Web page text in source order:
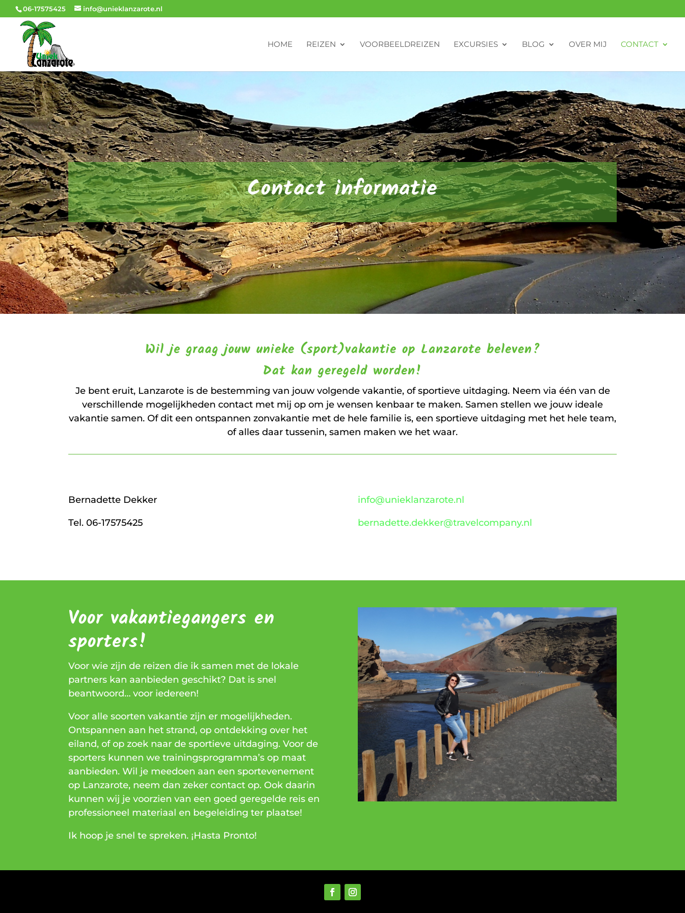
06-17575425 info@unieklanzarote.nl
HOME REIZEN VOORBEELDREIZEN EXCURSIES BLOG OVER MIJ CONTACT
Contact informatie
Wil je graag jouw unieke (sport)vakantie op Lanzarote beleven?
Dat kan geregeld worden!
Je bent eruit, Lanzarote is de bestemming van jouw volgende vakantie, of sportieve uitdaging. Neem via één van de
verschillende mogelijkheden contact met mij op om je wensen kenbaar te maken. Samen stellen we jouw ideale
vakantie samen. Of dit een ontspannen zonvakantie met de hele familie is, een sportieve uitdaging met het hele team,
of alles daar tussenin, samen maken we het waar.
Bernadette Dekker
Tel. 06-17575425
info@unieklanzarote.nl
bernadette.dekker@travelcompany.nl
Voor vakantiegangers en
sporters!
Voor wie zijn de reizen die ik samen met de lokale
partners kan aanbieden geschikt? Dat is snel
beantwoord… voor iedereen!
Voor alle soorten vakantie zijn er mogelijkheden.
Ontspannen aan het strand, op ontdekking over het
eiland, of op zoek naar de sportieve uitdaging. Voor de
sporters kunnen we trainingsprogramma’s op maat
aanbieden. Wil je meedoen aan een sportevenement
op Lanzarote, neem dan zeker contact op. Ook daarin
kunnen wij je voorzien van een goed geregelde reis en
professioneel materiaal en begeleiding ter plaatse!
Ik hoop je snel te spreken. ¡Hasta Pronto!